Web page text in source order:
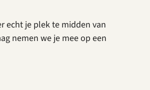
echt je plek te midden van
nemen we je mee op een